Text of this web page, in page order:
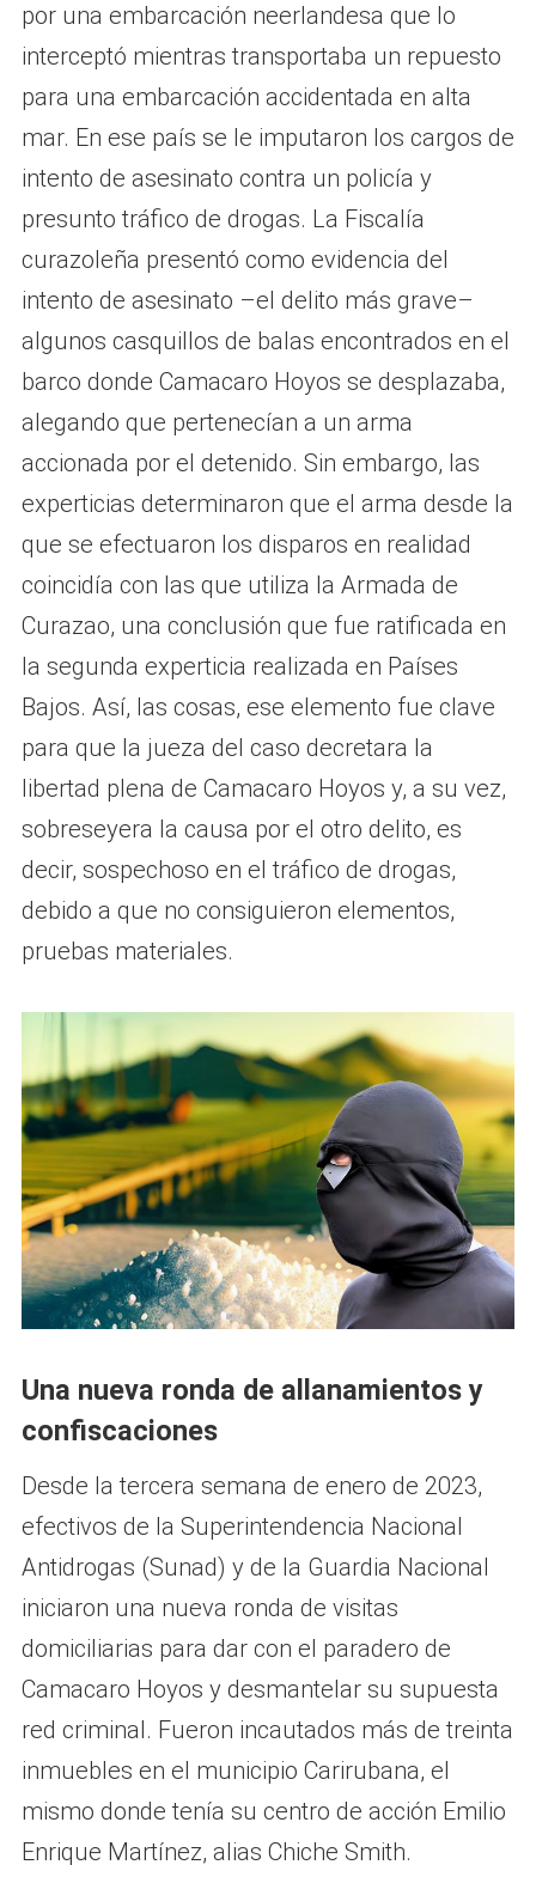
por una embarcación neerlandesa que lo
interceptó mientras transportaba un repuesto
para una embarcación accidentada en alta
mar. En ese país se le imputaron los cargos de
intento de asesinato contra un policía y
presunto tráfico de drogas. La Fiscalía
curazoleña presentó como evidencia del
intento de asesinato –el delito más grave–
algunos casquillos de balas encontrados en el
barco donde Camacaro Hoyos se desplazaba,
alegando que pertenecían a un arma
accionada por el detenido. Sin embargo, las
experticias determinaron que el arma desde la
que se efectuaron los disparos en realidad
coincidía con las que utiliza la Armada de
Curazao, una conclusión que fue ratificada en
la segunda experticia realizada en Países
Bajos. Así, las cosas, ese elemento fue clave
para que la jueza del caso decretara la
libertad plena de Camacaro Hoyos y, a su vez,
sobreseyera la causa por el otro delito, es
decir, sospechoso en el tráfico de drogas,
debido a que no consiguieron elementos,
pruebas materiales.
Una nueva ronda de allanamientos y
confiscaciones
Desde la tercera semana de enero de 2023,
efectivos de la Superintendencia Nacional
Antidrogas (Sunad) y de la Guardia Nacional
iniciaron una nueva ronda de visitas
domiciliarias para dar con el paradero de
Camacaro Hoyos y desmantelar su supuesta
red criminal. Fueron incautados más de treinta
inmuebles en el municipio Carirubana, el
mismo donde tenía su centro de acción Emilio
Enrique Martínez, alias Chiche Smith.